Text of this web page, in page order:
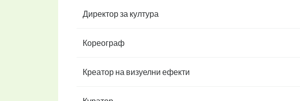
Директор за култура
Кореограф
Креатор на визуелни ефекти